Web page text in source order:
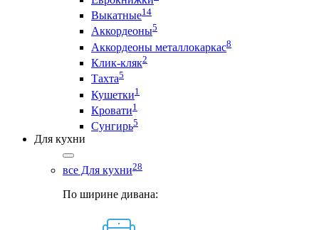
Выкатные14
Аккордеоны5
Аккордеоны металлокаркас8
Клик-кляк2
Тахта5
Кушетки1
Кровати1
Сунгирь5
Для кухни
все Для кухни28
По ширине дивана: